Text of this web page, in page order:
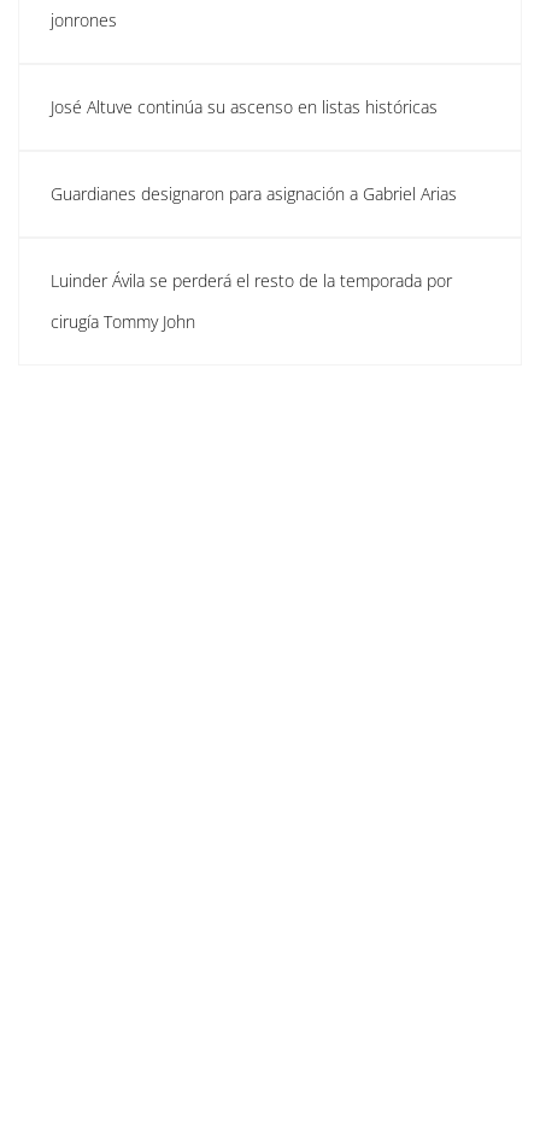
jonrones
José Altuve continúa su ascenso en listas históricas
Guardianes designaron para asignación a Gabriel Arias
Luinder Ávila se perderá el resto de la temporada por
cirugía Tommy John